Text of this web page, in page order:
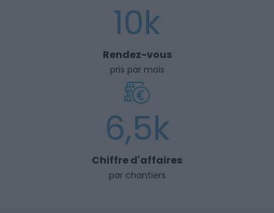
10k
Rendez-vous
pris par mois
6,5k
Chiffre d'affaires
par chantiers